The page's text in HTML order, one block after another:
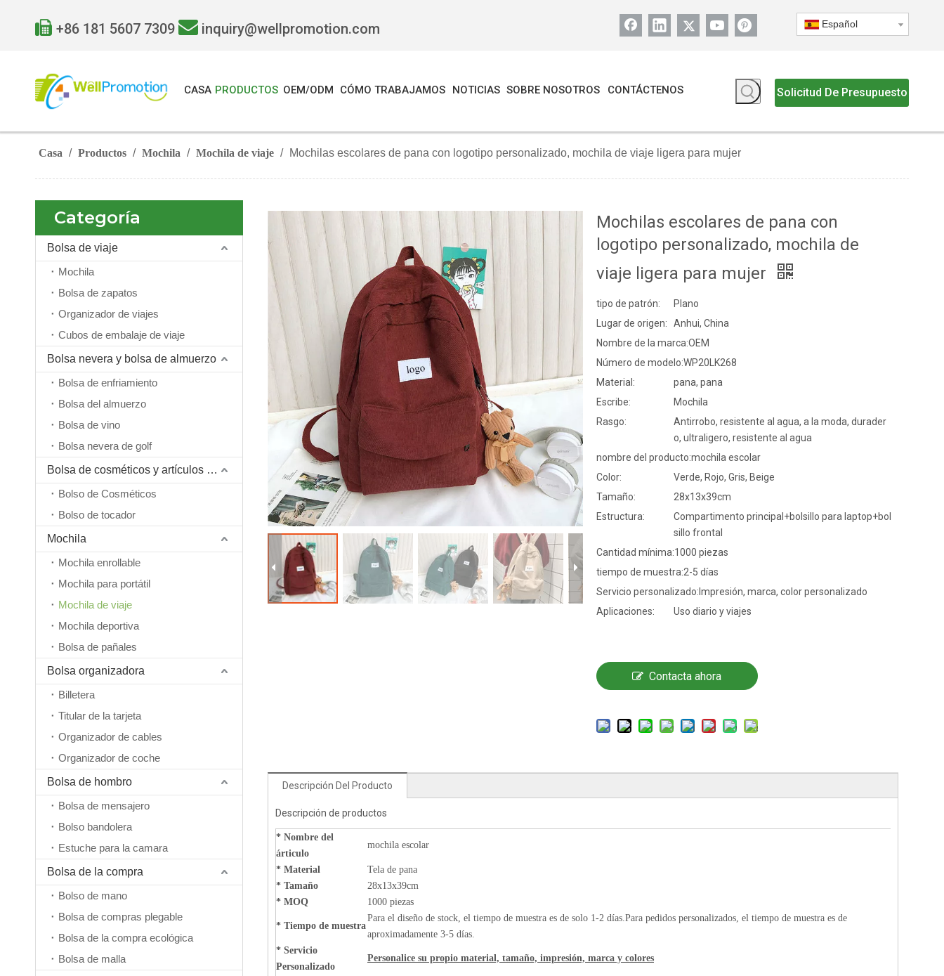
 +86 181 5607 7309  inquiry@wellpromotion.com Español
CASA PRODUCTOS OEM/ODM CÓMO TRABAJAMOS NOTICIAS SOBRE NOSOTROS CONTÁCTENOS Solicitud De Presupuesto
Casa / Productos / Mochila / Mochila de viaje / Mochilas escolares de pana con logotipo personalizado, mochila de viaje ligera para mujer
Categoría
Bolsa de viaje
Mochila
Bolsa de zapatos
Organizador de viajes
Cubos de embalaje de viaje
Bolsa nevera y bolsa de almuerzo
Bolsa de enfriamiento
Bolsa del almuerzo
Bolsa de vino
Bolsa nevera de golf
Bolsa de cosméticos y artículos de tocador
Bolso de Cosméticos
Bolso de tocador
Mochila
Mochila enrollable
Mochila para portátil
Mochila de viaje
Mochila deportiva
Bolsa de pañales
Bolsa organizadora
Billetera
Titular de la tarjeta
Organizador de cables
Organizador de coche
Bolsa de hombro
Bolsa de mensajero
Bolso bandolera
Estuche para la camara
Bolsa de la compra
Bolso de mano
Bolsa de compras plegable
Bolsa de la compra ecológica
Bolsa de malla
Mochilas escolares de pana con
logotipo personalizado, mochila de
viaje ligera para mujer
tipo de patrón:
Plano
Lugar de origen:
Anhui, China
Nombre de la marca:OEM
Número de modelo:WP20LK268
Material:
pana, pana
Escribe:
Mochila
Rasgo:
Antirrobo, resistente al agua, a la moda, durader
o, ultraligero, resistente al agua
nombre del producto:mochila escolar
Color:
Verde, Rojo, Gris, Beige
Tamaño:
28x13x39cm
Estructura:
Compartimento principal+bolsillo para laptop+bol
sillo frontal
Cantidad mínima:1000 piezas
tiempo de muestra:2-5 días
Servicio personalizado: Impresión, marca, color personalizado
Aplicaciones:
Uso diario y viajes
Contacta ahora
Descripción Del Producto
Descripción de productos
* Nombre del
árticulo
mochila escolar
* Material
Tela de pana
* Tamaño
28x13x39cm
* MOQ
1000 piezas
* Tiempo de muestra
Para el diseño de stock, el tiempo de muestra es de solo 1-2 días.Para pedidos personalizados, el tiempo de muestra es de
aproximadamente 3-5 días.
* Servicio
Personalizado
Personalice su propio material, tamaño, impresión, marca y colores